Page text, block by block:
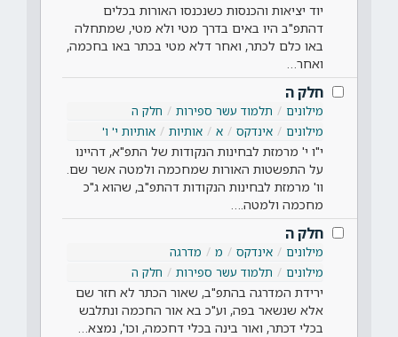
יוד יציאות והכנסות כשנכנסו האורות בכלים
דהתפ"ב היו באים בדרך מטי ולא מטי, שמתחלה
באו כלם לכתר, ואחר דלא מטי בכתר באו בחכמה,
ואחר…
חלק ה
מילונים תלמוד עשר ספירות
חלק ה
מילונים
אינדקס א אותיות אותיות י' ו'
י"ו י' מרמזת לבחינות הנקודות של התפ"א, דהיינו
על התפשטות האורות שמחכמה ולמטה אשר שם.
וו' מרמזת לבחינות הנקודות דהתפ"ב, שהוא ג"כ
מחכמה ולמטה.…
חלק ה
מילונים אינדקס מ
מדרגה
מילונים
תלמוד עשר ספירות חלק ה
ירידת המדרגה בהתפ"ב, שאור הכתר לא חזר שם
אלא שנשאר בפה, וע"כ בא אור החכמה ונתלבש
בכלי דכתר, ואור בינה בכלי דחכמה, וכו', נמצא…